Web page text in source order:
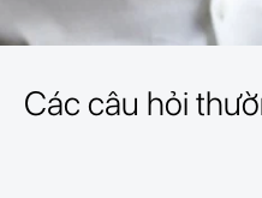
Các câu hỏi